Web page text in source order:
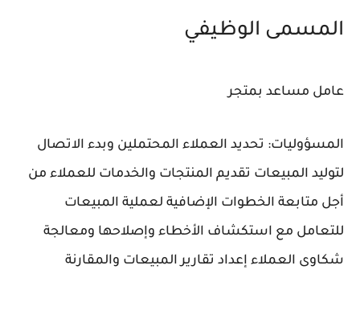
المسمى الوظيفي
عامل مساعد بمتجر
المسؤوليات: تحديد العملاء المحتملين وبدء الاتصال
لتوليد المبيعات تقديم المنتجات والخدمات للعملاء من
أجل متابعة الخطوات الإضافية لعملية المبيعات
للتعامل مع استكشاف الأخطاء وإصلاحها ومعالجة
شكاوى العملاء إعداد تقارير المبيعات والمقارنة